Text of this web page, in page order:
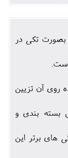
تکی در
روی آن تزیین
بسته بندی و
های برتر این